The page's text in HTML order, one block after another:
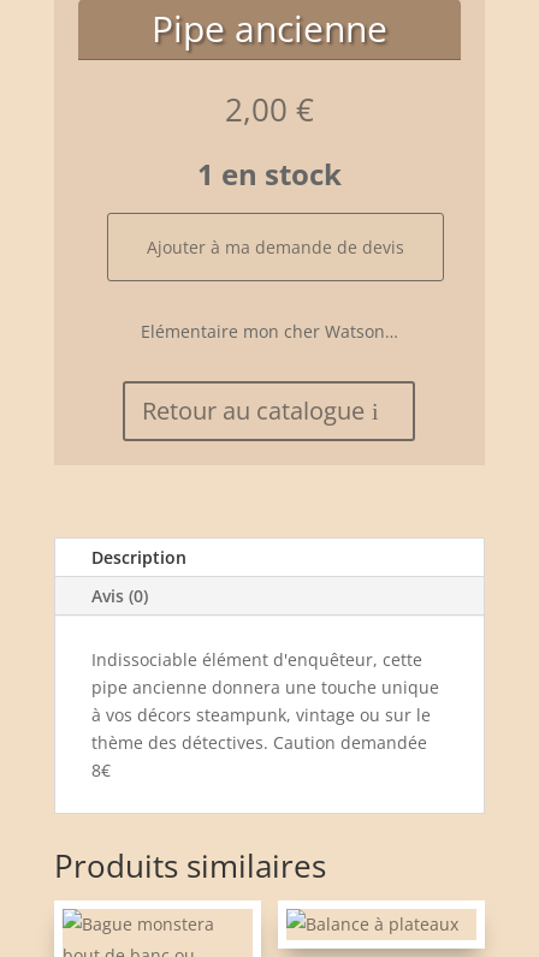
Pipe ancienne
2,00 €
1 en stock
ancienne
Ajouter à ma demande de devis
Elémentaire mon cher Watson…
Retour au catalogue
Description
Avis (0)
Indissociable élément d'enquêteur, cette
pipe ancienne donnera une touche unique
à vos décors steampunk, vintage ou sur le
thème des détectives. Caution demandée
8€
Produits similaires